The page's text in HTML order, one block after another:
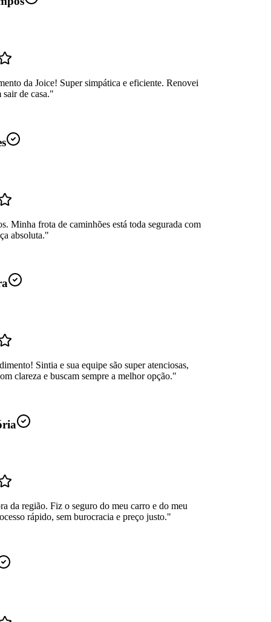
da Joice! Super simpática e eficiente. Renovei
sair de casa."
Minha frota de caminhões está toda segurada com
absoluta."
Sintia e sua equipe são super atenciosas,
clareza e buscam sempre a melhor opção."
da região. Fiz o seguro do meu carro e do meu
rápido, sem burocracia e preço justo."